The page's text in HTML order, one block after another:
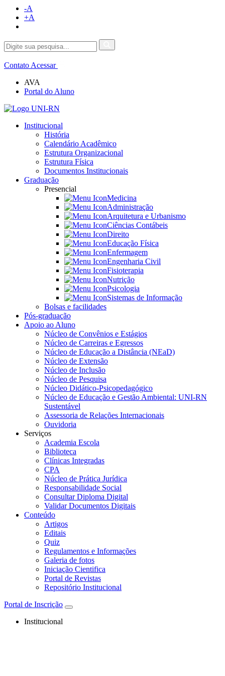
-A
+A
Contato Acessar
AVA
Portal do Aluno
Institucional
História
Calendário Acadêmico
Estrutura Organizacional
Estrutura Física
Documentos Institucionais
Graduação
Presencial
Medicina
Administração
Arquitetura e Urbanismo
Ciências Contábeis
Direito
Educação Física
Enfermagem
Engenharia Civil
Fisioterapia
Nutrição
Psicologia
Sistemas de Informação
Bolsas e facilidades
Pós-graduação
Apoio ao Aluno
Núcleo de Convênios e Estágios
Núcleo de Carreiras e Egressos
Núcleo de Educação a Distância (NEaD)
Núcleo de Extensão
Núcleo de Inclusão
Núcleo de Pesquisa
Núcleo Didático-Psicopedagógico
Núcleo de Educação e Gestão Ambiental: UNI-RN
Sustentável
Assessoria de Relações Internacionais
Ouvidoria
Serviços
Academia Escola
Biblioteca
Clínicas Integradas
CPA
Núcleo de Prática Jurídica
Responsabilidade Social
Consultar Diploma Digital
Validar Documentos Digitais
Conteúdo
Artigos
Editais
Quiz
Regulamentos e Informações
Galeria de fotos
Iniciação Cientifica
Portal de Revistas
Repositório Institucional
Portal de Inscrição
Institucional